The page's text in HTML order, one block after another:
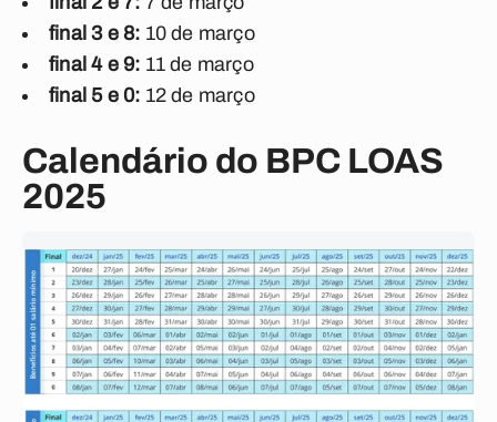
final 3 e 8: 10 de março
final 4 e 9: 11 de março
final 5 e 0: 12 de março
Calendário do BPC LOAS
2025